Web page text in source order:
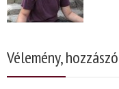
Vélemény,